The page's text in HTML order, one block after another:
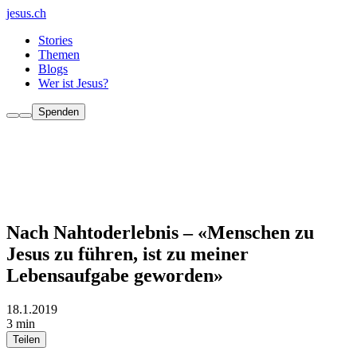
jesus.ch
Stories
Themen
Blogs
Wer ist Jesus?
Spenden
Nach Nahtoderlebnis – «Menschen zu
Jesus zu führen, ist zu meiner
Lebensaufgabe geworden»
18.1.2019
3 min
Teilen